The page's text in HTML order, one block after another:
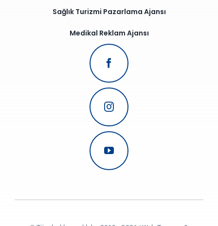
Sağlık Turizmi Pazarlama Ajansı
Medikal Reklam Ajansı